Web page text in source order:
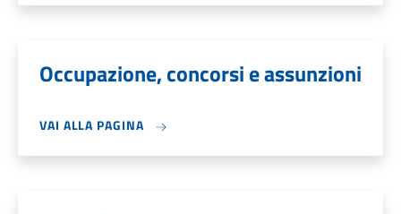
Occupazione, concorsi e assunzioni
VAI ALLA PAGINA